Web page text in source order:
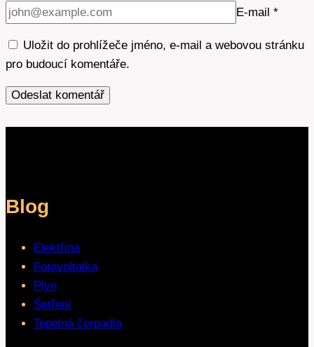
E-mail *
Uložit do prohlížeče jméno, e-mail a webovou stránku
pro budoucí komentáře.
Blog
Elektřina
Fotovoltaika
Plyn
Šetření
Tepelná čerpadla